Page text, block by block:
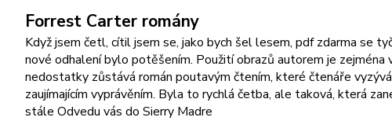
Forrest Carter romány
Když jsem četl, cítil jsem se, jako bych šel lesem, pdf zdarma se
nové odhalení bylo potěšením. Použití obrazů autorem je zejména
nedostatky zůstává román poutavým čtením, které čtenáře
zaujímajícím vyprávěním. Byla to rychlá četba, ale taková, která
stále Odvedu vás do Sierry Madre